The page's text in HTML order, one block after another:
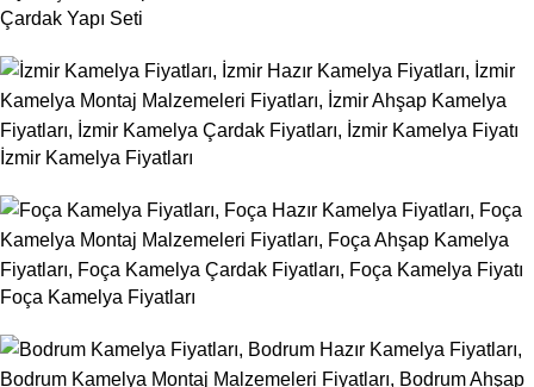
Çardak Yapı Seti
İzmir Kamelya Fiyatları
Foça Kamelya Fiyatları